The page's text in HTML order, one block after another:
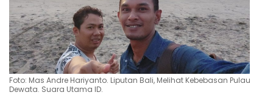
Foto: Mas Andre Hariyanto. Liputan Bali, Melihat Kebebasan Pulau
Dewata. Suara Utama ID.